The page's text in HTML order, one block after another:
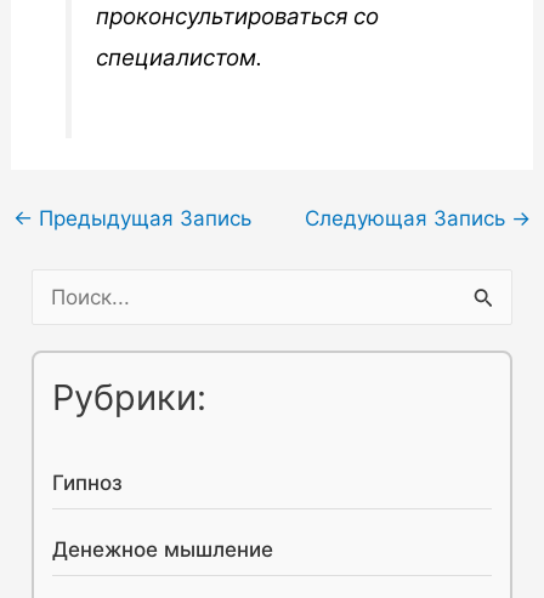
проконсультироваться со
специалистом.
Навигация
записям
← Предыдущая Запись Следующая Запись →
Рубрики:
Гипноз
Денежное мышление